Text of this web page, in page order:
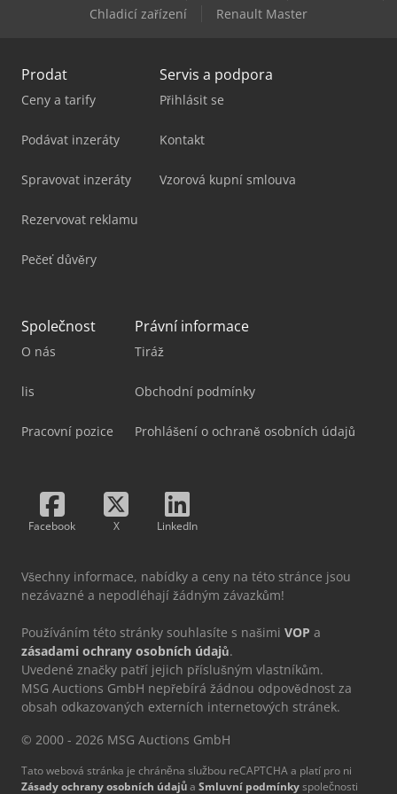
Yanmar Vio 50Chladicí zařízení
Renault Master
Prodat
Ceny a tarify
Podávat inzeráty
Spravovat inzeráty
Rezervovat reklamu
Pečeť důvěry
Servis a podpora
Přihlásit se
Kontakt
Vzorová kupní smlouva
Společnost
O nás
lis
Pracovní pozice
Právní informace
Tiráž
Obchodní podmínky
Prohlášení o ochraně osobních údajů
Facebook X LinkedIn
Všechny informace, nabídky a ceny na této stránce jsou
nezávazné a nepodléhají žádným závazkům!
Používáním této stránky souhlasíte s našimi VOP a
zásadami ochrany osobních údajů.
Uvedené značky patří jejich příslušným vlastníkům.
MSG Auctions GmbH nepřebírá žádnou odpovědnost za
obsah odkazovaných externích internetových stránek.
© 2000 - 2026 MSG Auctions GmbH
Tato webová stránka je chráněna službou reCAPTCHA a platí pro ni
Zásady ochrany osobních údajůa Smluvní podmínkyspolečnosti